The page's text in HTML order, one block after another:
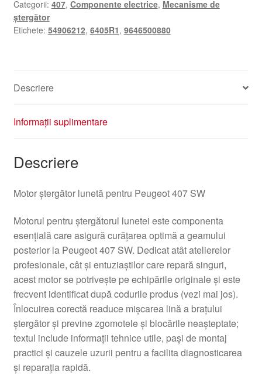
Categorii: 407, Componente electrice, Mecanisme de
ștergător
Etichete: 54906212, 6405R1, 9646500880
Descriere
Informații suplimentare
Descriere
Motor ștergător lunetă pentru Peugeot 407 SW
Motorul pentru ștergătorul lunetei este componenta
esențială care asigură curățarea optimă a geamului
posterior la Peugeot 407 SW. Dedicat atât atelierelor
profesionale, cât și entuziaștilor care repară singuri,
acest motor se potrivește pe echipările originale și este
frecvent identificat după codurile produs (vezi mai jos).
Înlocuirea corectă readuce mișcarea lină a brațului
ștergător și previne zgomotele și blocările neașteptate;
textul include informații tehnice utile, pași de montaj
practici și cauzele uzurii pentru a facilita diagnosticarea
și reparația rapidă.